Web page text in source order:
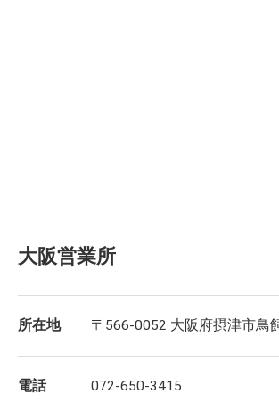
大阪営業所
所在地 〒566-0052 大阪府摂津市鳥
電話 072-650-3415